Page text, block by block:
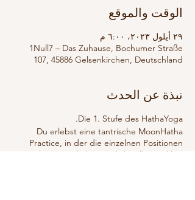
الوقت والموقع
٢٩ أيلول ٢٠٢٣، ٦:٠٠ م
1Null7 – Das Zuhause, Bochumer Straße
107, 45886 Gelsenkirchen, Deutschland
نبذة عن الحدث
Die 1. Stufe des HathaYoga.
Du erlebst eine tantrische MoonHatha
Practice, in der die einzelnen Positionen
länger gehalten und detailliert erklärt